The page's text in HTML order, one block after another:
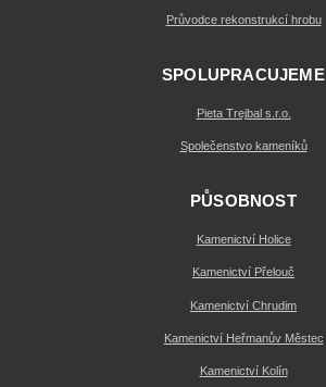
Průvodce rekonstrukcí hrobu
SPOLUPRACUJEME
Pieta Trejbal s.r.o.
Společenstvo kameníků
PŮSOBNOST
Kamenictví Holice
Kamenictví Přelouč
Kamenictví Chrudim
Kamenictví Heřmanův Městec
Kamenictví Kolín